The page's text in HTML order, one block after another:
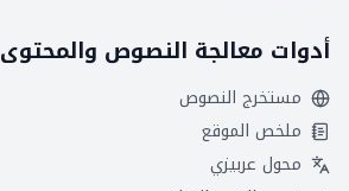
أدوات معالجة النصوص والمحتوى
مستخرج النصوص
ملخص الموقع
محول عربيزي